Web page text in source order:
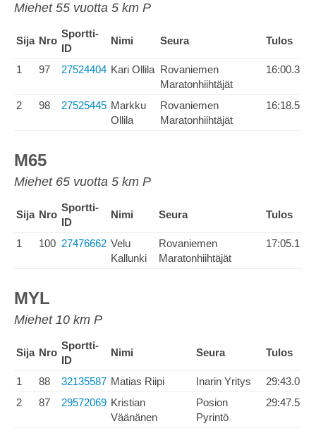
Miehet 55 vuotta 5 km P
Sija Nro
Sportti-
ID
Nimi Seura Tulos
1 97 27524404 Kari Ollila Rovaniemen
Maratonhiihtäjät
16:00.3
2 98 27525445 Markku
Ollila
Rovaniemen
Maratonhiihtäjät
16:18.5
M65
Miehet 65 vuotta 5 km P
Sija Nro
Sportti-
ID
Nimi Seura Tulos
1 100 27476662 Velu
Kallunki
Rovaniemen
Maratonhiihtäjät
17:05.1
MYL
Miehet 10 km P
Sija Nro
Sportti-
ID
Nimi Seura Tulos
1 88 32135587 Matias Riipi Inarin Yritys
29:43.0
2
87 29572069 Kristian
Väänänen
Posion
Pyrintö
29:47.5